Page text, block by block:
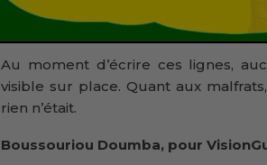
Au moment d’écrire ces lignes,
visible sur place. Quant aux
rien n’était.
Boussouriou Doumba, pour